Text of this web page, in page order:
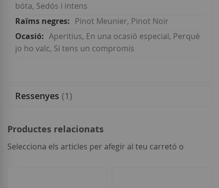
bóta, Sedós i intens
Pinot Meunier, Pinot Noir
Aperitius, En una ocasió especial, Perquè
jo ho valc, Si tens un compromís
Ressenyes 1
Productes relacionats
Selecciona els articles per afegir al teu carretó o